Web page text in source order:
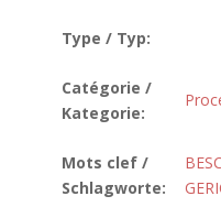
Type / Typ:
Catégorie /
Kategorie:
Mots clef /
Schlagworte: